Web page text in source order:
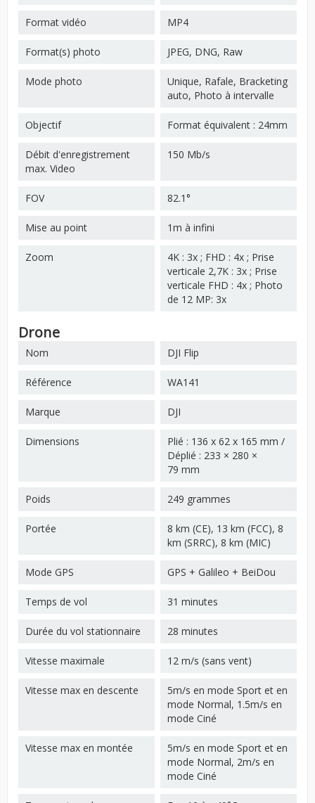
Format vidéo MP4
Format(s) photo JPEG, DNG, Raw
Mode photo
Unique, Rafale, Bracketing
auto, Photo à intervalle
Objectif Format équivalent : 24mm
Débit d'enregistrement
max. Video
150 Mb/s
FOV 82.1°
Mise au point 1m à infini
Zoom
4K : 3x ; FHD : 4x ; Prise
verticale 2,7K : 3x ; Prise
verticale FHD : 4x ; Photo
de 12 MP: 3x
Drone
Nom DJI Flip
Référence WA141
Marque DJI
Dimensions
Plié : 136 x 62 x 165 mm /
Déplié : 233 × 280 ×
79 mm
Poids 249 grammes
Portée
8 km (CE), 13 km (FCC), 8
km (SRRC), 8 km (MIC)
Mode GPS GPS + Galileo + BeiDou
Temps de vol 31 minutes
Durée du vol stationnaire 28 minutes
Vitesse maximale 12 m/s (sans vent)
Vitesse max en descente
5m/s en mode Sport et en
mode Normal, 1.5m/s en
mode Ciné
Vitesse max en montée
5m/s en mode Sport et en
mode Normal, 2m/s en
mode Ciné